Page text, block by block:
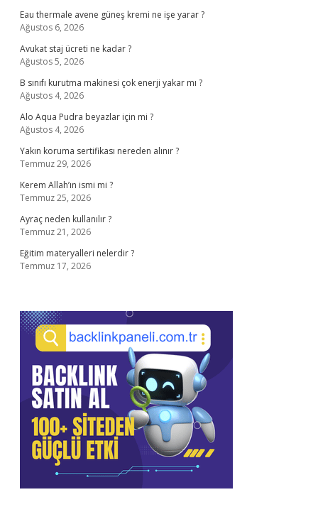
Eau thermale avene güneş kremi ne işe yarar ?
Ağustos 6, 2026
Avukat staj ücreti ne kadar ?
Ağustos 5, 2026
B sınıfı kurutma makinesi çok enerji yakar mı ?
Ağustos 4, 2026
Alo Aqua Pudra beyazlar için mi ?
Ağustos 4, 2026
Yakın koruma sertifikası nereden alınır ?
Temmuz 29, 2026
Kerem Allah’ın ismi mi ?
Temmuz 25, 2026
Ayraç neden kullanılır ?
Temmuz 21, 2026
Eğitim materyalleri nelerdir ?
Temmuz 17, 2026